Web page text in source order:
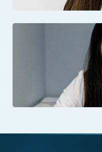
Відкрити фото: